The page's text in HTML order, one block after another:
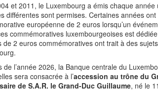
et 2011, le Luxembourg a émis chaque
différentes sont permises. Certaines années
européenne de 2 euros lorsqu’un
commémoratives luxembourgeoises est
de 2 euros commémoratives ont trait à des
de l’année 2026, la Banque centrale du
sera consacrée à l’accession au trône du
de S.A.R. le Grand-Duc Guillaume, né le